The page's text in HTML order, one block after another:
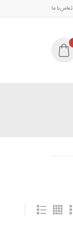
تماس با ما